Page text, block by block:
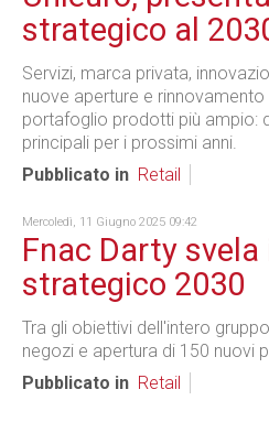
strategico al
Servizi, marca privata,
nuove aperture e rinnovamento
portafoglio prodotti più ampio:
principali per i prossimi anni.
Pubblicato in Retail
Mercoledì, 11 Giugno 2025 09:42
Fnac Darty svela
strategico 2030
Tra gli obiettivi dell'intero
negozi e apertura di 150 nuovi
Pubblicato in Retail